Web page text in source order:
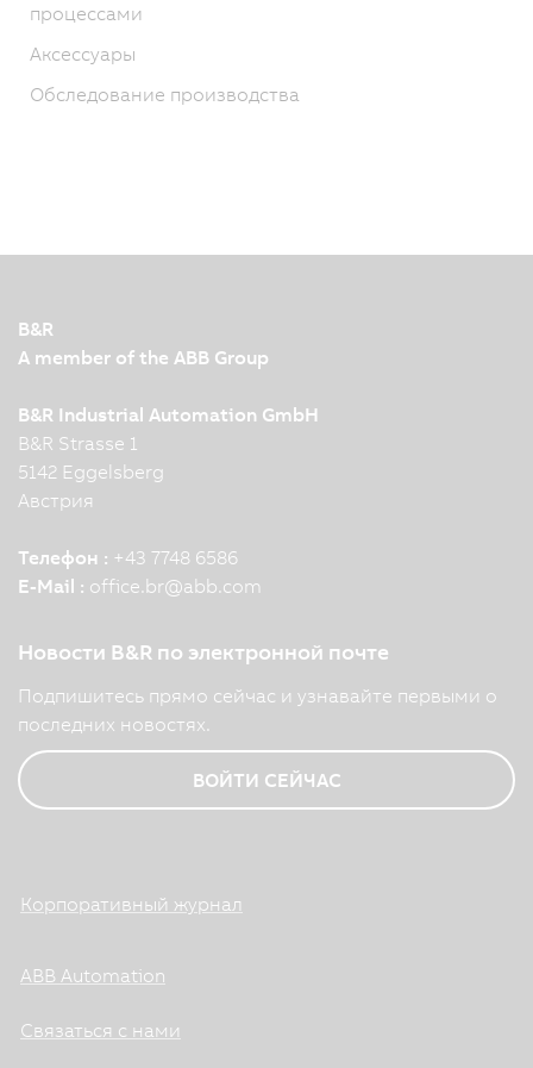
процессами
Аксессуары
Обследование производства
B&R
A member of the ABB Group
B&R Industrial Automation GmbH
B&R Strasse 1
5142 Eggelsberg
Австрия
Телефон : +43 7748 6586
E-Mail : office.br@abb.com
Новости B&R по электронной почте
Подпишитесь прямо сейчас и узнавайте первыми о
последних новостях.
ВОЙТИ СЕЙЧАС
Корпоративный журнал
ABB Automation
Связаться с нами